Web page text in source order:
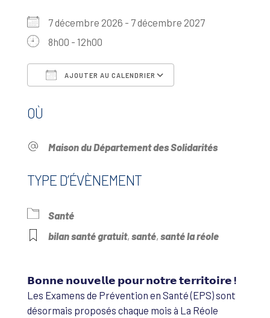
7 décembre 2026 - 7 décembre 2027
8h00 - 12h00
AJOUTER AU CALENDRIER
OÙ
Maison du Département des Solidarités
TYPE D’ÉVÈNEMENT
Santé
bilan santé gratuit, santé, santé la réole
𝗕𝗼𝗻𝗻𝗲 𝗻𝗼𝘂𝘃𝗲𝗹𝗹𝗲 𝗽𝗼𝘂𝗿 𝗻𝗼𝘁𝗿𝗲 𝘁𝗲𝗿𝗿𝗶𝘁𝗼𝗶𝗿𝗲 !
Les Examens de Prévention en Santé (EPS) sont
désormais proposés chaque mois à La Réole